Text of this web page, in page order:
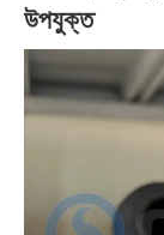
উপযুক্ত